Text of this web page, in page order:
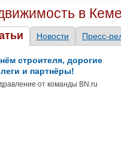
в
Новости Пресс-
строителя, дорогие
и партнёры!
от команды BN.ru